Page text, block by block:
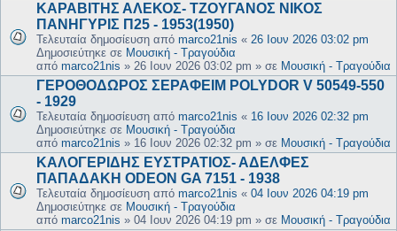
ΚΑΡΑΒΙΤΗΣ ΑΛΕΚΟΣ- ΤΖΟΥΓΑΝΟΣ ΝΙΚΟΣ
ΠΑΝΗΓΥΡΙΣ Π25 - 1953(1950)
Τελευταία δημοσίευση από marco21nis « 26 Ιουν 2026 03:02 pm
Δημοσιεύτηκε σε Μουσική - Τραγούδια
από marco21nis » 26 Ιουν 2026 03:02 pm » σε Μουσική - Τραγούδια
ΓΕΡΟΘΟΔΩΡΟΣ ΣΕΡΑΦΕΙΜ POLYDOR V 50549-550
- 1929
Τελευταία δημοσίευση από marco21nis « 16 Ιουν 2026 02:32 pm
Δημοσιεύτηκε σε Μουσική - Τραγούδια
από marco21nis » 16 Ιουν 2026 02:32 pm » σε Μουσική - Τραγούδια
ΚΑΛΟΓΕΡΙΔΗΣ ΕΥΣΤΡΑΤΙΟΣ- ΑΔΕΛΦΕΣ
ΠΑΠΑΔΑΚΗ ODEON GA 7151 - 1938
Τελευταία δημοσίευση από marco21nis « 04 Ιουν 2026 04:19 pm
Δημοσιεύτηκε σε Μουσική - Τραγούδια
από marco21nis » 04 Ιουν 2026 04:19 pm » σε Μουσική - Τραγούδια